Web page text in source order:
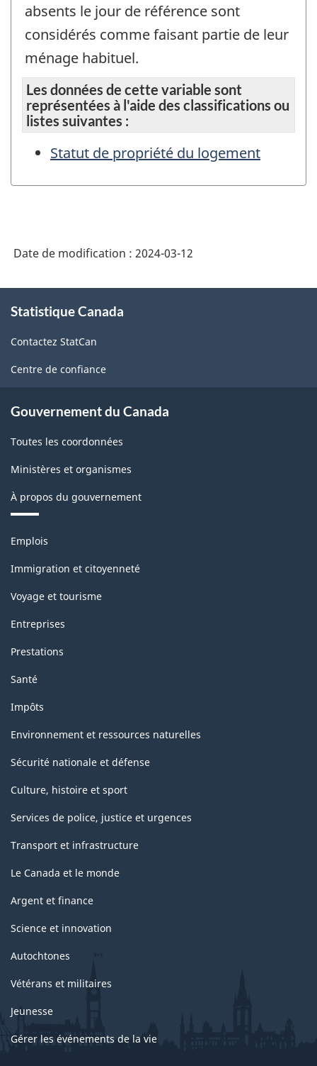
absents le jour de référence sont
considérés comme faisant partie de leur
ménage habituel.
Les données de cette variable sont
représentées à l'aide des classifications ou
listes suivantes :
Statut de propriété du logement
Date de modification : 2024-03-12
propos
ce
site
Statistique Canada
Contactez StatCan
Centre de confiance
Gouvernement du Canada
Toutes les coordonnées
Ministères et organismes
À propos du gouvernement
Thèmes
sujets
Emplois
Immigration et citoyenneté
Voyage et tourisme
Entreprises
Prestations
Santé
Impôts
Environnement et ressources naturelles
Sécurité nationale et défense
Culture, histoire et sport
Services de police, justice et urgences
Transport et infrastructure
Le Canada et le monde
Argent et finance
Science et innovation
Autochtones
Vétérans et militaires
Jeunesse
Gérer les événements de la vie